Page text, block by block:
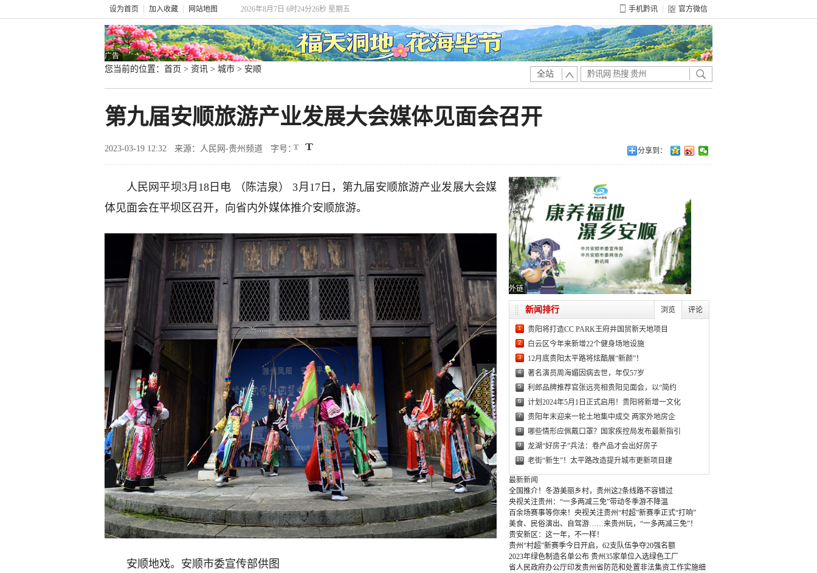
设为首页 加入收藏 网站地图 2026年8月7日 6时24分28秒 星期五 手机黔讯 官方微信
广告
您当前的位置： 首页 > 资讯 > 城市 > 安顺
全站
第九届安顺旅游产业发展大会媒体见面会召开
2023-03-19 12:32 来源：人民网-贵州频道 字号： 分享到：
人民网平坝3月18日电 （陈洁泉） 3月17日，第九届安顺旅游产业发展大会媒
体见面会在平坝区召开，向省内外媒体推介安顺旅游。
安顺地戏。安顺市委宣传部供图
外链
浏览 评论
新闻排行
1 贵阳将打造CC PARK王府井国贸新天地项目
2 白云区今年来新增22个健身场地设施
3 12月底贵阳太平路将炫酷展“新颜”！
4 著名演员周海媚因病去世，年仅57岁
5 利郎品牌推荐官张远亮相贵阳见面会，以“简约
6 计划2024年5月1日正式启用！贵阳将新增一文化
7 贵阳年末迎来一轮土地集中成交 两家外地房企
8 哪些情形应佩戴口罩？国家疾控局发布最新指引
9 龙湖“好房子”兵法：卷产品才会出好房子
10 老街“新生”！太平路改造提升城市更新项目建
最新新闻
全国推介！冬游美丽乡村，贵州这2条线路不容错过
央视关注贵州：“一多两减三免”带动冬季游不降温
百余场赛事等你来！央视关注贵州“村超”新赛季正式“打响”
美食、民俗演出、自驾游……来贵州玩，“一多两减三免”！
贵安新区：这一年，不一样！
贵州“村超”新赛季今日开启，62支队伍争夺20强名额
2023年绿色制造名单公布 贵州35家单位入选绿色工厂
省人民政府办公厅印发贵州省防范和处置非法集资工作实施细